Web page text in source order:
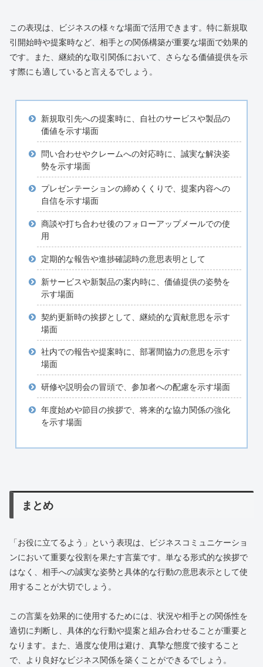
この表現は、ビジネスの様々な場面で活用できます。特に新規取
引開始時や提案時など、相手との関係構築が重要な場面で効果的
です。また、継続的な取引関係において、さらなる価値提供を示
す際にも適していると言えるでしょう。
新規取引先への提案時に、自社のサービスや製品の
価値を示す場面
問い合わせやクレームへの対応時に、誠実な解決姿
勢を示す場面
プレゼンテーションの締めくくりで、提案内容への
自信を示す場面
商談や打ち合わせ後のフォローアップメールでの使
用
定期的な報告や進捗確認時の意思表明として
新サービスや新製品の案内時に、価値提供の姿勢を
示す場面
契約更新時の挨拶として、継続的な貢献意思を示す
場面
社内での報告や提案時に、部署間協力の意思を示す
場面
研修や説明会の冒頭で、参加者への配慮を示す場面
年度始めや節目の挨拶で、将来的な協力関係の強化
を示す場面
まとめ
「お役に立てるよう」という表現は、ビジネスコミュニケーショ
ンにおいて重要な役割を果たす言葉です。単なる形式的な挨拶で
はなく、相手への誠実な姿勢と具体的な行動の意思表示として使
用することが大切でしょう。
この言葉を効果的に使用するためには、状況や相手との関係性を
適切に判断し、具体的な行動や提案と組み合わせることが重要と
なります。また、過度な使用は避け、真摯な態度で接すること
で、より良好なビジネス関係を築くことができるでしょう。